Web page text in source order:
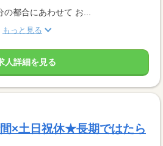
の都合にあわせて お...
もっと見る
人詳細を見る
×土日祝休★長期ではたら